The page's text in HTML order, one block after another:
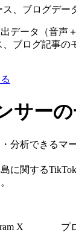
、ブログデー
データ（音声
ブログ記事の
サー
分析できるマ
に関する
X プ